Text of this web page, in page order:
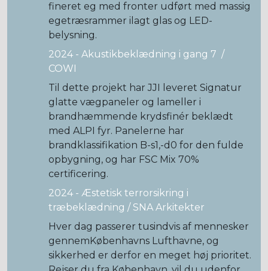
fineret eg med fronter udført med massig
egetræsrammer ilagt glas og LED-
belysning.
2024 - Akustikbeklædning i gang 7 /
COWI
Til dette projekt har JJI leveret Signatur
glatte vægpaneler og lameller i
brandhæmmende krydsfinér beklædt
med ALPI fyr. Panelerne har
brandklassifikation B-s1,-d0 for den fulde
opbygning, og har FSC Mix 70%
certificering.
2024 - Æstetisk terrorsikring i
træbeklædning / SNA Arkitekter
Hver dag passerer tusindvis af mennesker
gennemKøbenhavns Lufthavne, og
sikkerhed er derfor en meget høj prioritet.